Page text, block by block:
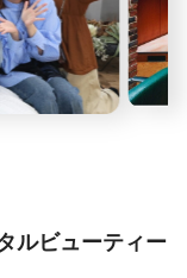
ルビューティー